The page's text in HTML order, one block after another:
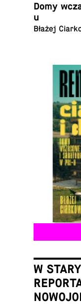
Domy
u
Błażej
W